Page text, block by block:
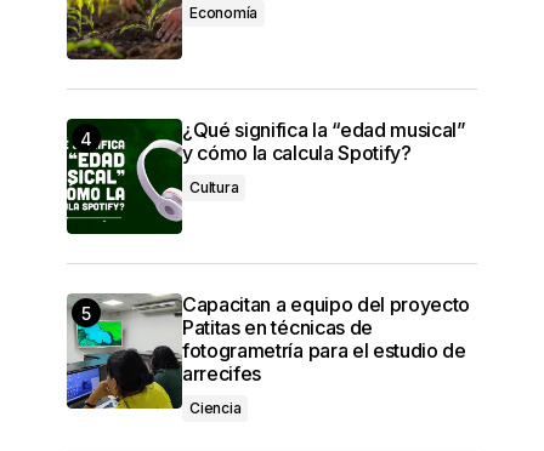
Economía
¿Qué significa la “edad musical”
y cómo la calcula Spotify?
Cultura
Capacitan a equipo del proyecto
Patitas en técnicas de
fotogrametría para el estudio de
arrecifes
Ciencia